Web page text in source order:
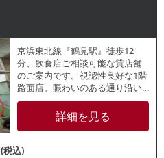
京浜東北線『鶴見駅』徒歩12
分、飲食店ご相談可能な貸店舗
のご案内です。視認性良好な1階
路面店。賑わいのある通り沿い
に位置しているため、地域住民
を中心とした集客が期待できま
す。諸条件等、お気軽にお問い
詳細を見る
税込)